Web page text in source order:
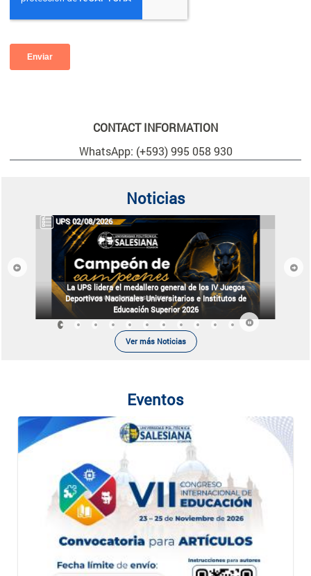
CONTACT INFORMATION
WhatsApp: (+593) 995 058 930
Noticias
UPS 02/08/2026
La UPS lidera el medallero general de los IV Juegos
Deportivos Nacionales Universitarios e Institutos de
Educación Superior 2026
Previous Next
Ver más Noticias
Eventos